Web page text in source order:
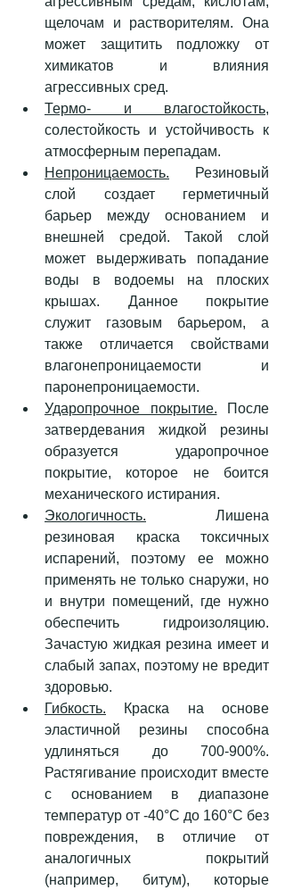
щелочам и растворителям. Она
может защитить подложку от
химикатов и влияния
агрессивных сред.
Термо- и влагостойкость,
солестойкость и устойчивость к
атмосферным перепадам.
Непроницаемость. Резиновый
слой создает герметичный
барьер между основанием и
внешней средой. Такой слой
может выдерживать попадание
воды в водоемы на плоских
крышах. Данное покрытие
служит газовым барьером, а
также отличается свойствами
влагонепроницаемости и
паронепроницаемости.
Ударопрочное покрытие. После
затвердевания жидкой резины
образуется ударопрочное
покрытие, которое не боится
механического истирания.
Экологичность. Лишена
резиновая краска токсичных
испарений, поэтому ее можно
применять не только снаружи, но
и внутри помещений, где нужно
обеспечить гидроизоляцию.
Зачастую жидкая резина имеет и
слабый запах, поэтому не вредит
здоровью.
Гибкость. Краска на основе
эластичной резины способна
удлиняться до 700-900%.
Растягивание происходит вместе
с основанием в диапазоне
температур от -40°C до 160°C без
повреждения, в отличие от
аналогичных покрытий
(например, битум), которые